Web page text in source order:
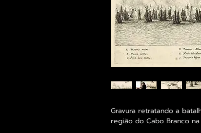
Gravura retratando a
região do Cabo Branco